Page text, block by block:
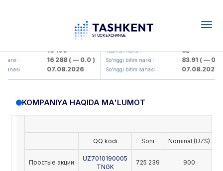
16 100
: 16 288( — 0.0 )
: 07.08.2026
KFSK (<Kafolat sug'urta
Yopilish narxi : 82
So'nggi bitim narxi : 83.91( — 0.0 )
So'nggi bitim sanasi : 07.08.2026
KOMPANIYA HAQIDA MA'LUMOT
QQ kodi Soni Nominal (UZS)
Простые акции
UZ7010190005
TNGK
725 239 900